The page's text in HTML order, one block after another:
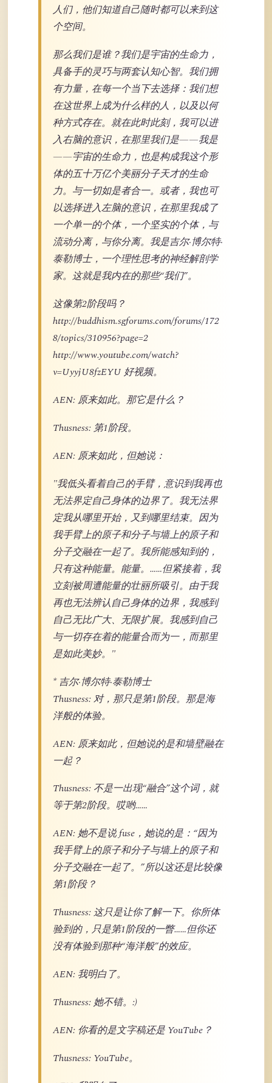
人们，他们知道自己随时都可以来到这
个空间。
那么我们是谁？我们是宇宙的生命力，
具备手的灵巧与两套认知心智。我们拥
有力量，在每一个当下去选择：我们想
在这世界上成为什么样的人，以及以何
种方式存在。就在此时此刻，我可以进
入右脑的意识，在那里我们是——我是
——宇宙的生命力，也是构成我这个形
体的五十万亿个美丽分子天才的生命
力。与一切如是者合一。或者，我也可
以选择进入左脑的意识，在那里我成了
一个单一的个体，一个坚实的个体，与
流动分离，与你分离。我是吉尔·博尔特·
泰勒博士，一个理性思考的神经解剖学
家。这就是我内在的那些“我们”。
这像第2阶段吗？
http://buddhism.sgforums.com/forums/172
8/topics/310956?page=2
http://www.youtube.com/watch?
v=UyyjU8fzEYU 好视频。
AEN: 原来如此。那它是什么？
Thusness: 第1阶段。
AEN: 原来如此，但她说：
"我低头看着自己的手臂，意识到我再也
无法界定自己身体的边界了。我无法界
定我从哪里开始，又到哪里结束。因为
我手臂上的原子和分子与墙上的原子和
分子交融在一起了。我所能感知到的，
只有这种能量。能量。……但紧接着，我
立刻被周遭能量的壮丽所吸引。由于我
再也无法辨认自己身体的边界，我感到
自己无比广大、无限扩展。我感到自己
与一切存在着的能量合而为一，而那里
是如此美妙。"
* 吉尔·博尔特·泰勒博士
Thusness: 对，那只是第1阶段。那是海
洋般的体验。
AEN: 原来如此，但她说的是和墙壁融在
一起？
Thusness: 不是一出现“融合”这个词，就
等于第2阶段。哎哟……
AEN: 她不是说 fuse，她说的是：“因为
我手臂上的原子和分子与墙上的原子和
分子交融在一起了。”所以这还是比较像
第1阶段？
Thusness: 这只是让你了解一下。你所体
验到的，只是第1阶段的一瞥……但你还
没有体验到那种“海洋般”的效应。
AEN: 我明白了。
Thusness: 她不错。:)
AEN: 你看的是文字稿还是 YouTube？
Thusness: YouTube。